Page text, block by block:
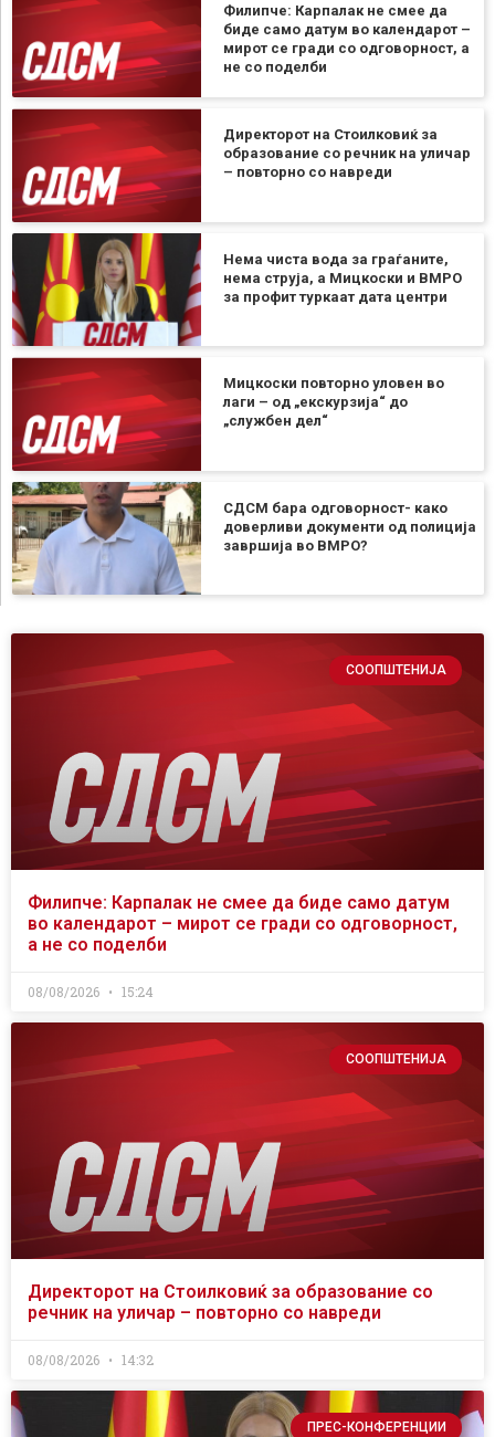
Филипче: Карпалак не смее да
биде само датум во календарот –
мирот се гради со одговорност, а
не со поделби
Директорот на Стоилковиќ за
образование со речник на уличар
– повторно со навреди
Нема чиста вода за граѓаните,
нема струја, а Мицкоски и ВМРО
за профит туркаат дата центри
Мицкоски повторно уловен во
лаги – од „екскурзија“ до
„службен дел“
СДСМ бара одговорност- како
доверливи документи од полиција
завршија во ВМРО?
СООПШТЕНИЈА
Филипче: Карпалак не смее да биде само датум
во календарот – мирот се гради со одговорност,
а не со поделби
08/08/2026 15:24
СООПШТЕНИЈА
Директорот на Стоилковиќ за образование со
речник на уличар – повторно со навреди
08/08/2026 14:32
ПРЕС-КОНФЕРЕНЦИИ